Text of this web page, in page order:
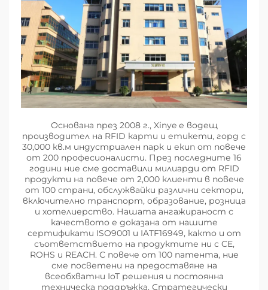
Основана през 2008 г., Xinye е водещ
производител на RFID карти и етикети, горд с
30,000 кв.м индустриален парк и екип от повече
от 200 професионалисти. През последните 16
години ние сме доставили милиарди от RFID
продукти на повече от 2,000 клиенти в повече
от 100 страни, обслужвайки различни сектори,
включително транспорт, образование, розница
и хотелиерство. Нашата ангажираност с
качеството е доказана от нашите
сертификати ISO9001 и IATF16949, както и от
съответствието на продуктите ни с CE,
ROHS и REACH. С повече от 100 патента, ние
сме посветени на предоставяне на
всеобхватни IoT решения и постоянна
техническа поддръжка. Стратегически